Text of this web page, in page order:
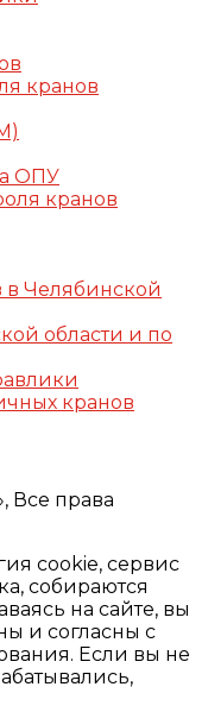
кранов
ОПУ
кранов
в Челябинской
области и по
кранов
Все права
cookie, сервис
собираются
на сайте, вы
и согласны с
Если вы не